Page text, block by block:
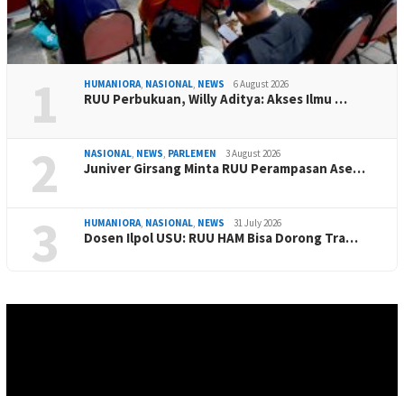
1 HUMANIORA, NASIONAL, NEWS 6 August 2026
RUU Perbukuan, Willy Aditya: Akses Ilmu …
2 NASIONAL, NEWS, PARLEMEN 3 August 2026
Juniver Girsang Minta RUU Perampasan Ase…
3 HUMANIORA, NASIONAL, NEWS 31 July 2026
Dosen Ilpol USU: RUU HAM Bisa Dorong Tra…